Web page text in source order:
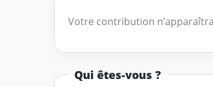
Votre contribution
Qui êtes-vous ?